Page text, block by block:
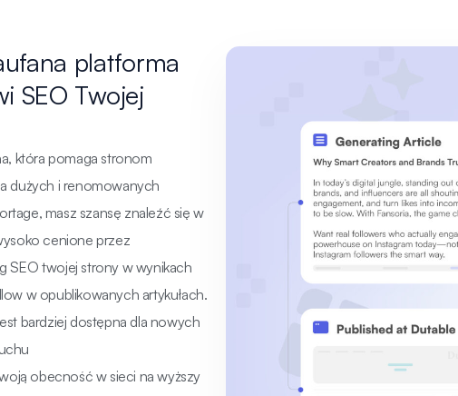
platforma
SEO Twojej
która pomaga stronom
dużych i renomowanych
masz szansę znaleźć się w
cenione przez
SEO twojej strony w wynikach
w opublikowanych artykułach.
bardziej dostępna dla nowych
obecność w sieci na wyższy